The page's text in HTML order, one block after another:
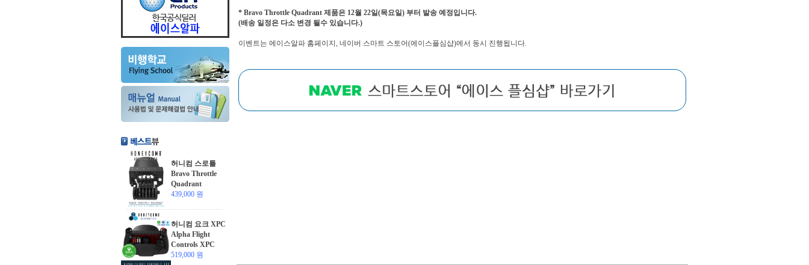
허니컴 스로틀
Bravo Throttle
Quadrant
439,000 원
허니컴 요크 XPC
Alpha Flight
Controls XPC
519,000 원
* Bravo Throttle Quadrant 제품은 12월 22일(목요일) 부터 발송 예정입니다.
(배송 일정은 다소 변경 될수 있습니다.)
이벤트는 에이스알파 홈페이지, 네이버 스마트 스토어(에이스플심샵)에서 동시 진행됩니다.